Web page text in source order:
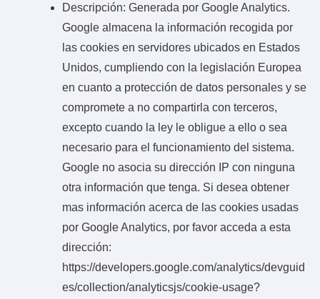
Descripción: Generada por Google Analytics.
Google almacena la información recogida por
las cookies en servidores ubicados en Estados
Unidos, cumpliendo con la legislación Europea
en cuanto a protección de datos personales y se
compromete a no compartirla con terceros,
excepto cuando la ley le obligue a ello o sea
necesario para el funcionamiento del sistema.
Google no asocia su dirección IP con ninguna
otra información que tenga. Si desea obtener
mas información acerca de las cookies usadas
por Google Analytics, por favor acceda a esta
dirección:
https://developers.google.com/analytics/devguid
es/collection/analyticsjs/cookie-usage?